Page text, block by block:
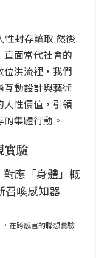
性封存讀取 然後
面當代社會的
洪流裡，我們
動設計與藝術
性價值，引領
集體行動。
實驗
，在跨感官的聯想實驗